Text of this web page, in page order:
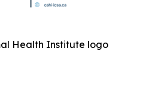
Health Institute logo